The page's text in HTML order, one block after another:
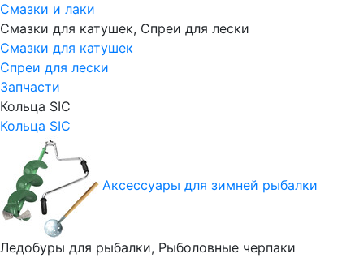
Смазки и лаки
Смазки для катушек, Спреи для лески
Смазки для катушек
Спреи для лески
Запчасти
Кольца SIC
Кольца SIC
Аксессуары для зимней рыбалки
Ледобуры для рыбалки, Рыболовные черпаки